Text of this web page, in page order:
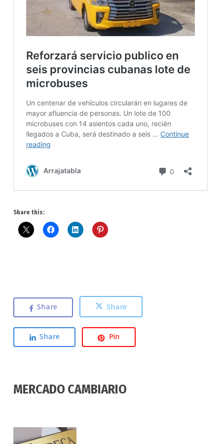
Share this:
Share Share
Share Pin
MERCADO CAMBIARIO